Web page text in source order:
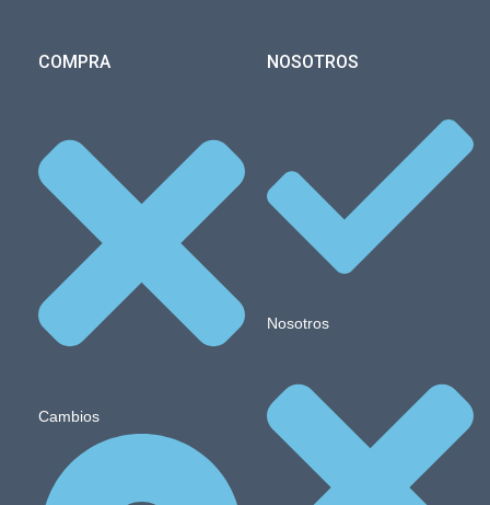
COMPRA
Cambios
NOSOTROS
Nosotros